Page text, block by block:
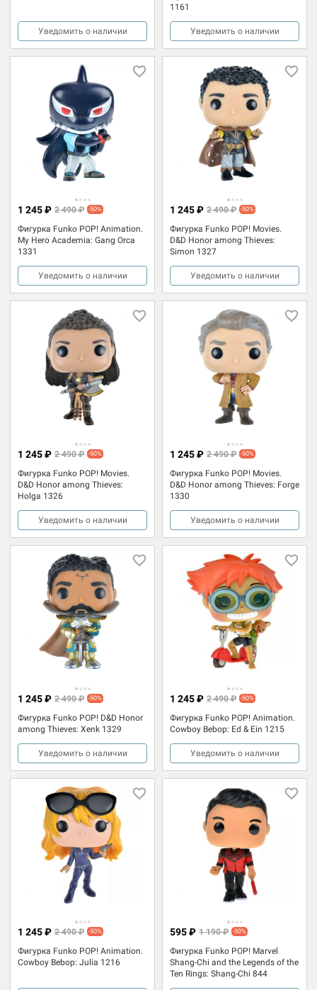
Уведомить о наличии
1161
Уведомить о наличии
Фигурка Funko POP! Animation.
My Hero Academia: Gang Orca
1331
1 245 ₽ 2 490 ₽ -50%
Уведомить о наличии
Фигурка Funko POP! Movies.
D&D Honor among Thieves:
Simon 1327
1 245 ₽ 2 490 ₽ -50%
Уведомить о наличии
Фигурка Funko POP! Movies.
D&D Honor among Thieves:
Holga 1326
1 245 ₽ 2 490 ₽ -50%
Уведомить о наличии
Фигурка Funko POP! Movies.
D&D Honor among Thieves: Forge
1330
1 245 ₽ 2 490 ₽ -50%
Уведомить о наличии
Фигурка Funko POP! D&D Honor
among Thieves: Xenk 1329
1 245 ₽ 2 490 ₽ -50%
Уведомить о наличии
Фигурка Funko POP! Animation.
Cowboy Bebop: Ed & Ein 1215
1 245 ₽ 2 490 ₽ -50%
Уведомить о наличии
Фигурка Funko POP! Animation.
Cowboy Bebop: Julia 1216
1 245 ₽ 2 490 ₽ -50%
Фигурка Funko POP! Marvel
Shang-Chi and the Legends of the
Ten Rings: Shang-Chi 844
595 ₽ 1 190 ₽ -50%